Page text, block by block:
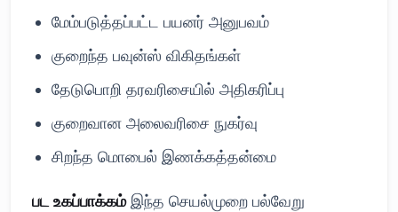
மேம்படுத்தப்பட்ட பயனர் அனுபவம்
குறைந்த பவுன்ஸ் விகிதங்கள்
தேடுபொறி தரவரிசையில் அதிகரிப்பு
குறைவான அலைவரிசை நுகர்வு
சிறந்த மொபைல் இணக்கத்தன்மை
பட உகப்பாக்கம்இந்த செயல்முறை பல்வேறு